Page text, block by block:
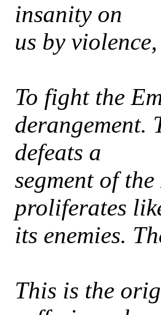
insanity on
us by
To fight the
derangement.
defeats a
segment of
proliferates
its enemies.
This is the